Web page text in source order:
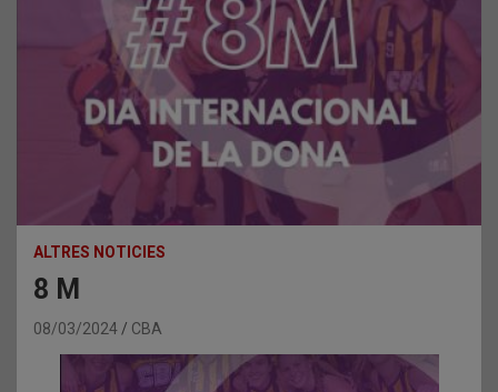
ALTRES NOTICIES
8 M
08/03/2024 CBA